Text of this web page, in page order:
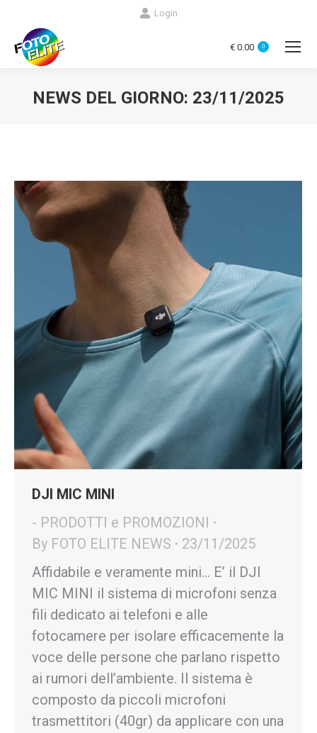
Login
€ 0.00 0
NEWS DEL GIORNO: 23/11/2025
DJI MIC MINI
- PRODOTTI e PROMOZIONI
By FOTO ELITE NEWS
23/11/2025
Affidabile e veramente mini… E’ il DJI
MIC MINI il sistema di microfoni senza
fili dedicato ai telefoni e alle
fotocamere per isolare efficacemente la
voce delle persone che parlano rispetto
ai rumori dell’ambiente. Il sistema è
composto da piccoli microfoni
trasmettitori (40gr) da applicare con una